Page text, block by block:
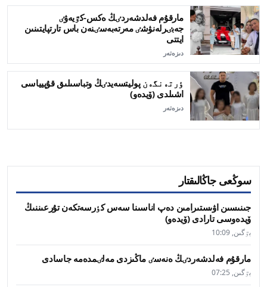
مارقۇم فەلدشەردٸڭ ەكس-كٷيەۋٸ
جەبٸرلەنۋشٸ مەرتەبەسٸنەن باس تارتپايتىنىن
ايتتى
دىزەتەر
ٶرتەنگەن پوليتسەيدٸڭ وتباسىلىق قۇپيياسى
اشىلدى (ۆيدەو)
دىزەتەر
سوڭعى جاڭالىقتار
جىنىسىن اۋىستىرامىن دەپ اناسىنا سەس كٶرسەتكەن تۇرعىننىڭ
ۆيدەوسى تارادى (ۆيدەو)
بٷگىن, 10:09
مارقۇم فەلدشەردٸڭ ەنەسٸ ماڭىزدى مەلٸمدەمە جاسادى
بٷگىن, 07:25